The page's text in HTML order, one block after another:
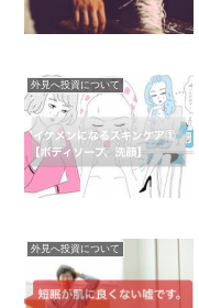
外見へ投資について
外見へ投資について